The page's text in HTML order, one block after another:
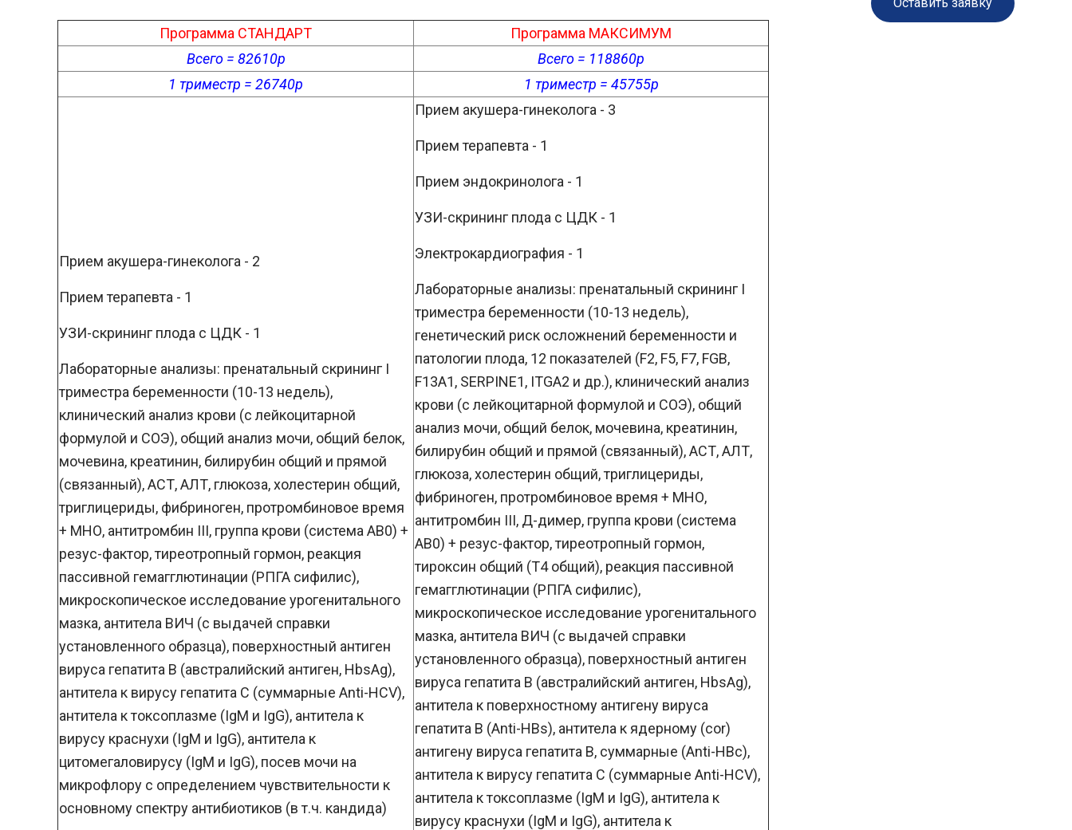
Программа СТАНДАРТ
Программа МАКСИМУМ
Всего = 82610р
Всего = 118860р
1 триместр = 26740р
1 триместр = 45755р
Прием акушера-гинеколога - 2
Прием терапевта - 1
УЗИ-скрининг плода с ЦДК - 1
Лабораторные анализы: пренатальный скрининг I
триместра беременности (10-13 недель),
клинический анализ крови (с лейкоцитарной
формулой и СОЭ), общий анализ мочи, общий белок,
мочевина, креатинин, билирубин общий и прямой
(связанный), АСТ, АЛТ, глюкоза, холестерин общий,
триглицериды, фибриноген, протромбиновое время
+ МНО, антитромбин III, группа крови (система АВ0) +
резус-фактор, тиреотропный гормон, реакция
пассивной гемагглютинации (РПГА сифилис),
микроскопическое исследование урогенитального
мазка, антитела ВИЧ (с выдачей справки
установленного образца), поверхностный антиген
вируса гепатита В (австралийский антиген, HbsAg),
антитела к вирусу гепатита С (суммарные Anti-HCV),
антитела к токсоплазме (IgM и IgG), антитела к
вирусу краснухи (IgM и IgG), антитела к
цитомегаловирусу (IgM и IgG), посев мочи на
микрофлору с определением чувствительности к
основному спектру антибиотиков (в т.ч. кандида)
Прием акушера-гинеколога - 3
Прием терапевта - 1
Прием эндокринолога - 1
УЗИ-скрининг плода с ЦДК - 1
Электрокардиография - 1
Лабораторные анализы: пренатальный скрининг I
триместра беременности (10-13 недель),
генетический риск осложнений беременности и
патологии плода, 12 показателей (F2, F5, F7, FGB,
F13A1, SERPINE1, ITGA2 и др.), клинический анализ
крови (с лейкоцитарной формулой и СОЭ), общий
анализ мочи, общий белок, мочевина, креатинин,
билирубин общий и прямой (связанный), АСТ, АЛТ,
глюкоза, холестерин общий, триглицериды,
фибриноген, протромбиновое время + МНО,
антитромбин III, Д-димер, группа крови (система
АВ0) + резус-фактор, тиреотропный гормон,
тироксин общий (Т4 общий), реакция пассивной
гемагглютинации (РПГА сифилис),
микроскопическое исследование урогенитального
мазка, антитела ВИЧ (с выдачей справки
установленного образца), поверхностный антиген
вируса гепатита В (австралийский антиген, HbsAg),
антитела к поверхностному антигену вируса
гепатита В (Anti-HBs), антитела к ядерному (cor)
антигену вируса гепатита В, суммарные (Anti-HBc),
антитела к вирусу гепатита С (суммарные Anti-HCV),
антитела к токсоплазме (IgM и IgG), антитела к
вирусу краснухи (IgM и IgG), антитела к